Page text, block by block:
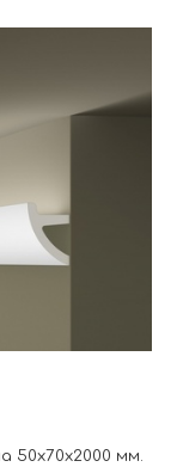
50x70x2000 мм.